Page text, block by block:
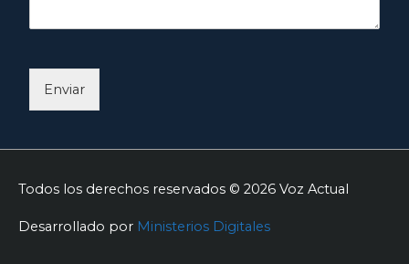
Enviar
Todos los derechos reservados © 2026 Voz Actual
Desarrollado por Ministerios Digitales